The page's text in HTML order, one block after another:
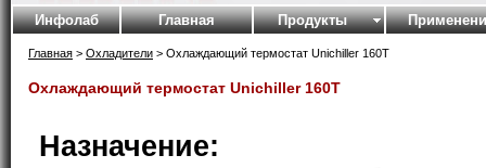
Инфолаб Главная Продукты
Главная > Охладители > Охлаждающий термостат Unichiller 160T
Охлаждающий термостат Unichiller 160T
Назначение: